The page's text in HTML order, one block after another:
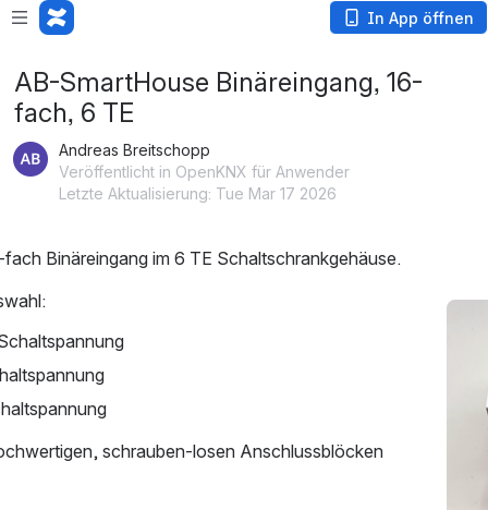
In App öffnen
AB-SmartHouse Binäreingang, 16-
fach, 6 TE
Andreas Breitschopp
Veröffentlicht in OpenKNX für Anwender
Letzte Aktualisierung: Tue Mar 17 2026
Binäreingang im 6 TE Schaltschrankgehäuse.
schrauben-losen Anschlussblöcken